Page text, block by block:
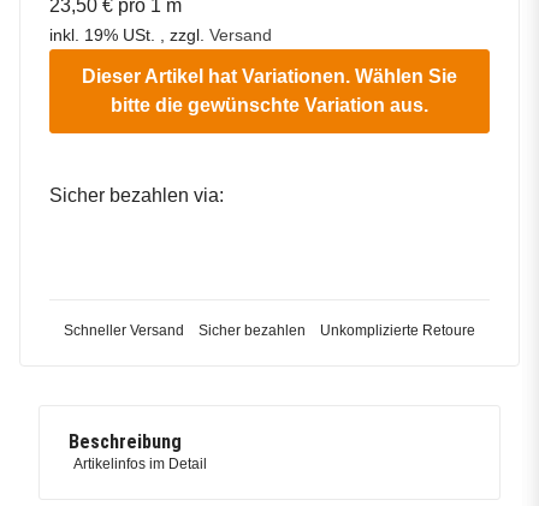
23,50 € pro 1 m
inkl. 19% USt. , zzgl. Versand
Dieser Artikel hat Variationen. Wählen Sie
bitte die gewünschte Variation aus.
Sicher bezahlen via:
Schneller Versand Sicher bezahlen Unkomplizierte Retoure
Beschreibung
Artikelinfos im Detail